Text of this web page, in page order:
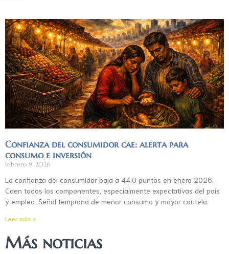
Confianza del consumidor cae: alerta para
consumo e inversión
febrero 9, 2026
La confianza del consumidor baja a 44.0 puntos en enero 2026.
Caen todos los componentes, especialmente expectativas del país
y empleo. Señal temprana de menor consumo y mayor cautela.
Leer más »
Más noticias